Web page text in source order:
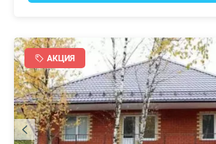
АКЦИЯ